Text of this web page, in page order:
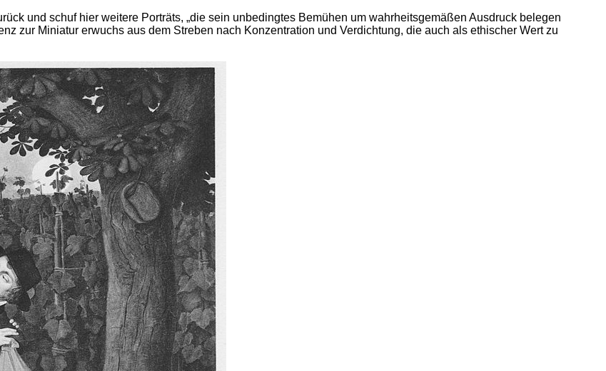
und schuf hier weitere Porträts, „die sein unbedingtes Bemühen um wahrheitsgemäßen Ausdruck belegen
zur Miniatur erwuchs aus dem Streben nach Konzentration und Verdichtung, die auch als ethischer Wert zu